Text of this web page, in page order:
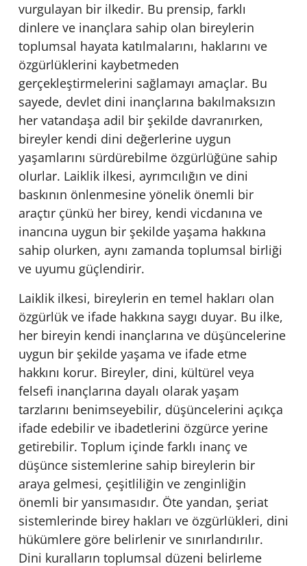
vurgulayan bir ilkedir. Bu prensip, farklı
dinlere ve inançlara sahip olan bireylerin
toplumsal hayata katılmalarını, haklarını ve
özgürlüklerini kaybetmeden
gerçekleştirmelerini sağlamayı amaçlar. Bu
sayede, devlet dini inançlarına bakılmaksızın
her vatandaşa adil bir şekilde davranırken,
bireyler kendi dini değerlerine uygun
yaşamlarını sürdürebilme özgürlüğüne sahip
olurlar. Laiklik ilkesi, ayrımcılığın ve dini
baskının önlenmesine yönelik önemli bir
araçtır çünkü her birey, kendi vicdanına ve
inancına uygun bir şekilde yaşama hakkına
sahip olurken, aynı zamanda toplumsal birliği
ve uyumu güçlendirir.
Laiklik ilkesi, bireylerin en temel hakları olan
özgürlük ve ifade hakkına saygı duyar. Bu ilke,
her bireyin kendi inançlarına ve düşüncelerine
uygun bir şekilde yaşama ve ifade etme
hakkını korur. Bireyler, dini, kültürel veya
felsefi inançlarına dayalı olarak yaşam
tarzlarını benimseyebilir, düşüncelerini açıkça
ifade edebilir ve ibadetlerini özgürce yerine
getirebilir. Toplum içinde farklı inanç ve
düşünce sistemlerine sahip bireylerin bir
araya gelmesi, çeşitliliğin ve zenginliğin
önemli bir yansımasıdır. Öte yandan, şeriat
sistemlerinde birey hakları ve özgürlükleri, dini
hükümlere göre belirlenir ve sınırlandırılır.
Dini kuralların toplumsal düzeni belirleme